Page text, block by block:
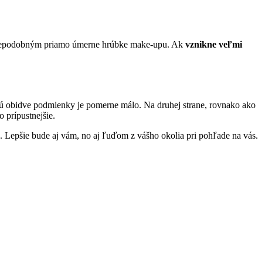
priamo úmerne hrúbke make-upu. Ak vznikne veľmi
podmienky je pomerne málo. Na druhej strane, rovnako ako
prípustnejšie.
bude aj vám, no aj ľuďom z vášho okolia pri pohľade na vás.